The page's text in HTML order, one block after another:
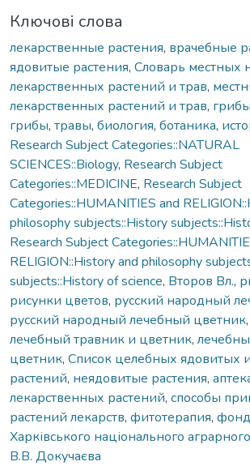
Ключові слова
лекарственные растения, врачебные
ядовитые растения, Словарь местных
лекарственных растений и трав,
лекарственных растений и трав, грибы
грибы, травы, биология, ботаника,
Research Subject Categories::NATURAL
SCIENCES::Biology, Research Subject
Categories::MEDICINE, Research Subject
Categories::HUMANITIES and
philosophy subjects::History
Research Subject
RELIGION::History and philosophy
subjects::History of science, Второв Вл.,
рисунки цветов, русский народный
русский народный лечебный цветник,
лечебный травник и цветник,
цветник, Список целебных ядовитых
растений, неядовитые растения,
лекарственных растений, способы
растений лекарств, фитотерапия,
Харківського національного
В.В. Докучаєва